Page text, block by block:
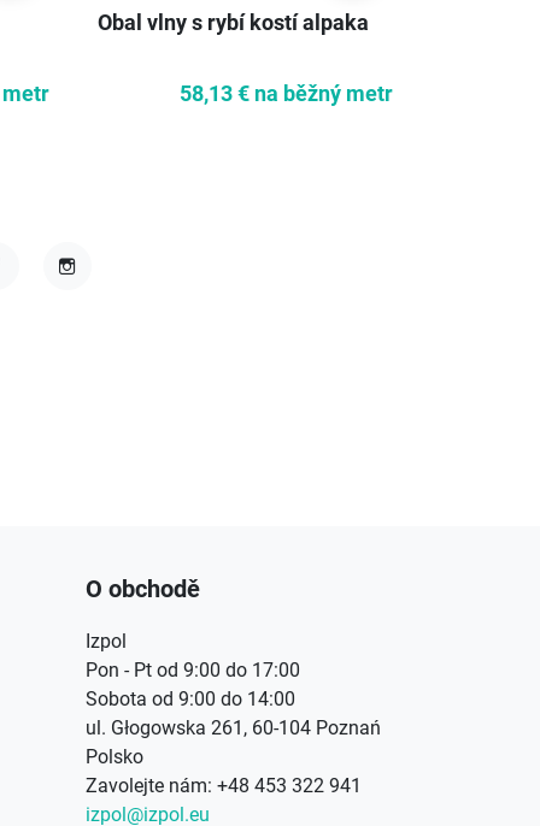
metr
Obal vlny s rybí kostí alpaka
58,13 € na běžný metr
O obchodě
Izpol
Pon - Pt od 9:00 do 17:00
Sobota od 9:00 do 14:00
ul. Głogowska 261, 60-104 Poznań
Polsko
Zavolejte nám: +48 453 322 941
izpol@izpol.eu